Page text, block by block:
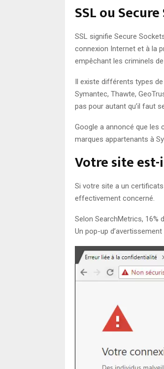
SSL ou
SSL signifie Secure
connexion Internet et à la
empêchant les criminels
Il existe différents types
Symantec, Thawte,
pas pour autant qu’il faut
Google a annoncé que les
marques appartenants à
Votre site
Si votre site a un
effectivement concerné.
Selon SearchMetrics,
Un pop-up